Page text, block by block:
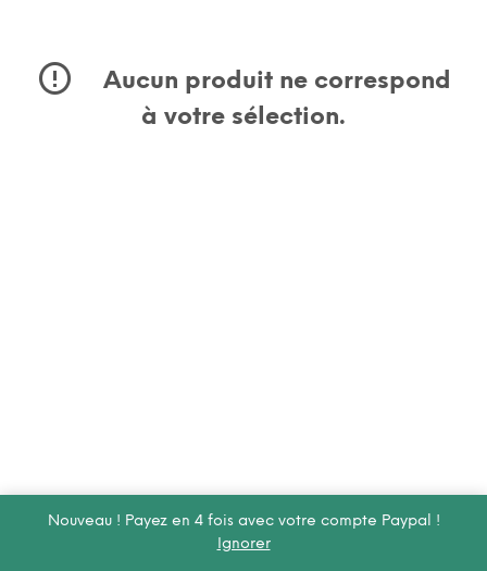
Nouveau ! Payez en 4 fois avec votre compte Paypal !
Ignorer
Aucun produit ne correspond
à votre sélection.